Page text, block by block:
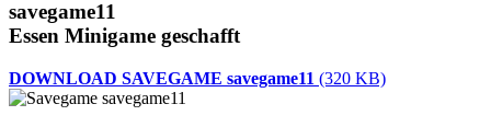
savegame11
Essen Minigame geschafft
DOWNLOAD SAVEGAME savegame11 (320 KB)